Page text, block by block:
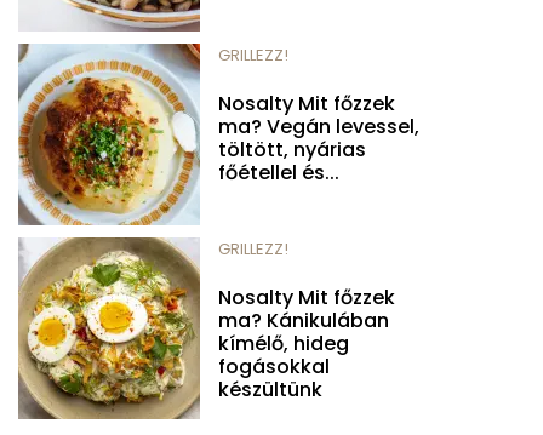
GRILLEZZ!
Nosalty Mit főzzek
ma? Vegán levessel,
töltött, nyárias
főétellel és...
GRILLEZZ!
Nosalty Mit főzzek
ma? Kánikulában
kímélő, hideg
fogásokkal
készültünk